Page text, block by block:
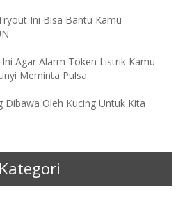
Ini Bisa Bantu Kamu
Ini Agar Alarm Token Listrik Kamu
Meminta Pulsa
Dibawa Oleh Kucing Untuk Kita
Kategori